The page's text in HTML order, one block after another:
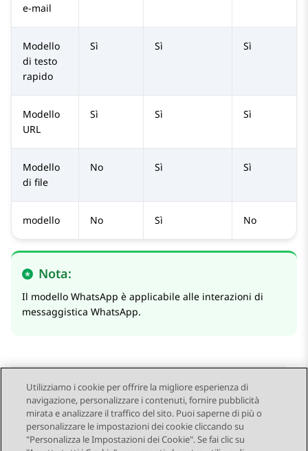
e-mail
Modello
di testo
rapido
Sì Sì Sì
Modello
URL
Sì Sì Sì
Modello
di file
No Sì Sì
modello No Sì No
Nota:
Il modello WhatsApp è applicabile alle interazioni di
messaggistica WhatsApp.
Send Feedback
Utilizziamo i cookie per offrire la migliore esperienza di
navigazione, personalizzare i contenuti, fornire pubblicità
mirata e analizzare il traffico del sito. Puoi saperne di più o
personalizzare le impostazioni dei cookie cliccando su
"Personalizza le Impostazioni dei Cookie". Se fai clic su